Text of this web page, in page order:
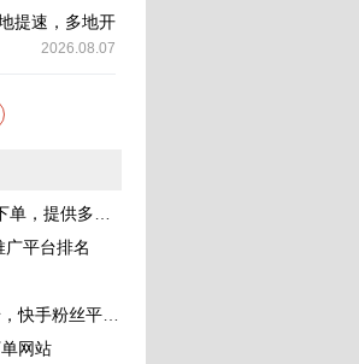
提速，多地开放更多道路测试场景构建真实考
2026.08.07
服务，助你成为网红
平台排名
如何快速涨粉1000，其实很简单！
网站